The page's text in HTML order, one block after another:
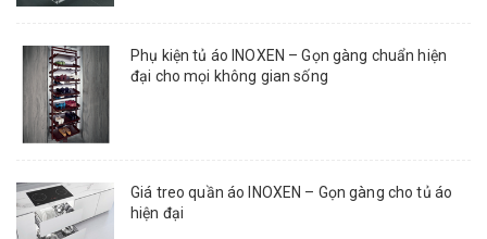
Phụ kiện tủ áo INOXEN – Gọn gàng chuẩn hiện
đại cho mọi không gian sống
Giá treo quần áo INOXEN – Gọn gàng cho tủ áo
hiện đại